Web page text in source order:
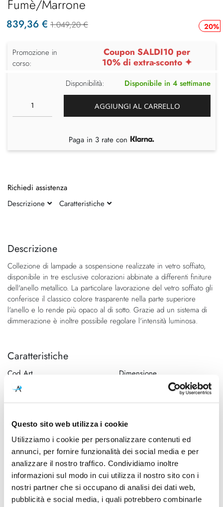
Questo sito web utilizza i cookie
Utilizziamo i cookie per personalizzare contenuti ed
annunci, per fornire funzionalità dei social media e per
analizzare il nostro traffico. Condividiamo inoltre
informazioni sul modo in cui utilizza il nostro sito con i
nostri partner che si occupano di analisi dei dati web,
pubblicità e social media, i quali potrebbero combinarle
fine
galleria
di
immagini
della
di
immagini
Descrizione
Collezione di lampade a sospensione realizzate in vetro soffiato,
disponibile in tre esclusive colorazioni abbinate a differenti finiture
dell'anello metallico. La particolare lavorazione del vetro soffiato gli
conferisce il classico colore trasparente nella parte superiore
l'anello e lo rende più opaco al di sotto. Grazie ad un sistema di
dimmerazione è inoltre possibile regolare l'intensità luminosa.
Caratteristiche
Cod.Art.
FUTURA SP G FU/MA NEO
E27 DIM1
Dimensione
Hangar Design Group, 2015
400mm - H 250mm (H cavo
max 2000mm)
Sorgente luminosa
Lampadina Led
Potenza e attacco
Max 77W - E27
Lampadina
Esclusa
Dimmerazione
Dimmerabile
Fumè/Marrone
20%
839,36 € 1.049,20 €
Promozione in
corso:
Coupon SALDI10 per
10% di extra-sconto ✦
Disponibilità: Disponibile in 4 settimane
AGGIUNGI AL CARRELLO
Paga in 3 rate con
Richiedi assistenza
Descrizione
Caratteristiche